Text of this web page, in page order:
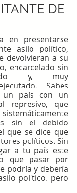
DE
en presentarse
asilo político,
devolvieran a su
encarcelado sin
y, muy
Sabes
un país con un
represivo, que
sistemáticamente
sin el debido
que se dice que
políticos. Sin
a tu país este
que pasar por
podría y debería
político, pero